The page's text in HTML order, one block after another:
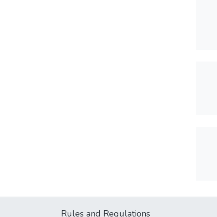
Rules and Regulations